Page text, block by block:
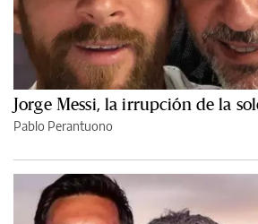
Jorge Messi, la irrupción de la
Pablo Perantuono